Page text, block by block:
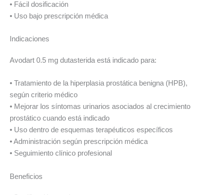
• Fácil dosificación
• Uso bajo prescripción médica
Indicaciones
Avodart 0.5 mg dutasterida está indicado para:
• Tratamiento de la hiperplasia prostática benigna (HPB),
según criterio médico
• Mejorar los síntomas urinarios asociados al crecimiento
prostático cuando está indicado
• Uso dentro de esquemas terapéuticos específicos
• Administración según prescripción médica
• Seguimiento clínico profesional
Beneficios